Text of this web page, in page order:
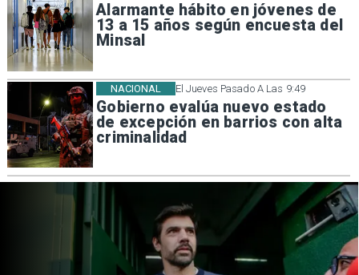
Alarmante hábito en jóvenes de
13 a 15 años según encuesta del
Minsal
El Jueves Pasado A Las 9:49
Gobierno evalúa nuevo estado
de excepción en barrios con alta
criminalidad
NACIONAL